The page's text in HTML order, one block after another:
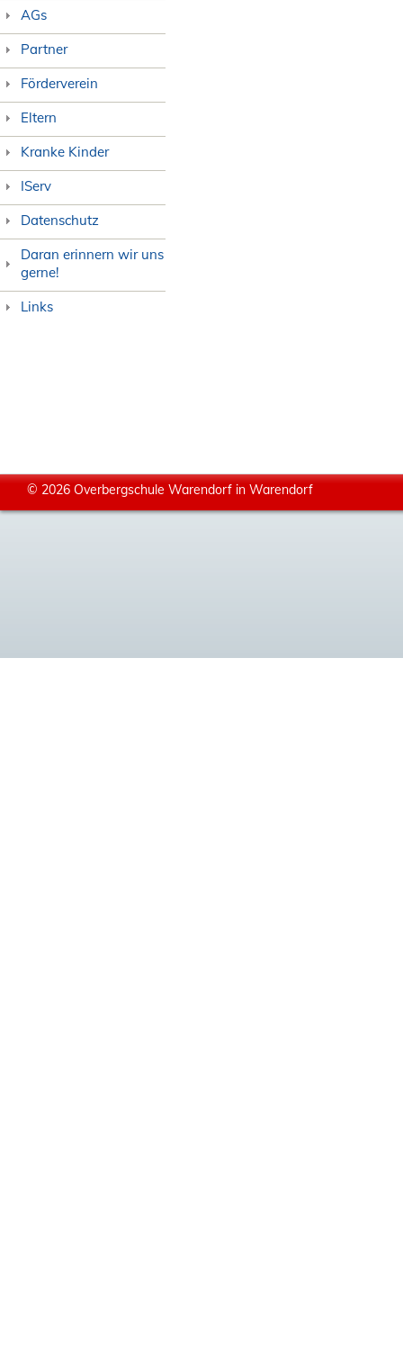
AGs
Partner
Förderverein
Eltern
Kranke Kinder
IServ
Datenschutz
Daran erinnern wir uns
gerne!
Links
© 2026 Overbergschule Warendorf in Warendorf